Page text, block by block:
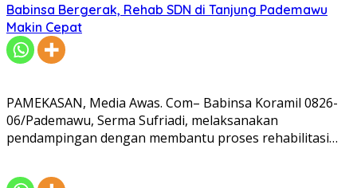
Babinsa Bergerak, Rehab SDN di Tanjung Pademawu
Makin Cepat
PAMEKASAN, Media Awas. Com– Babinsa Koramil 0826-
06/Pademawu, Serma Sufriadi, melaksanakan
pendampingan dengan membantu proses rehabilitasi…